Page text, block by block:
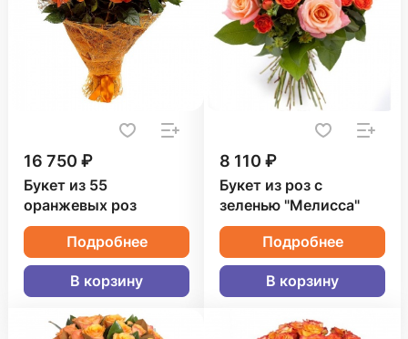
16 750 ₽
Букет из 55
оранжевых роз
Подробнее
В корзину
8 110 ₽
Букет из роз с
зеленью "Мелисса"
Подробнее
В корзину